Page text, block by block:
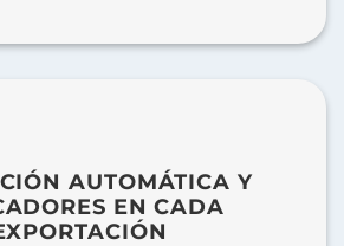
AUTOMÁTICA Y
EN CADA